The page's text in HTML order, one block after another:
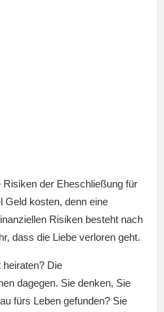
der Eheschließung für
Geld kosten, denn eine
Risiken besteht nach
dass die Liebe verloren geht.
heiraten? Die
dagegen. Sie denken, Sie
fürs Leben gefunden? Sie